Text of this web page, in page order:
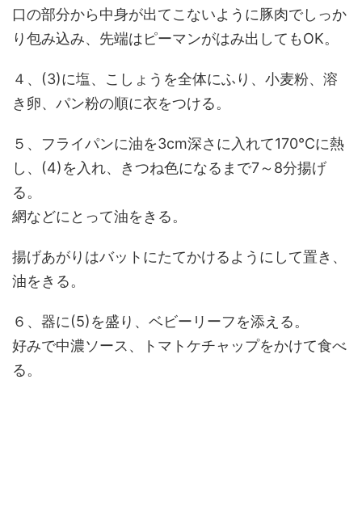
口の部分から中身が出てこないように豚肉でしっか
り包み込み、先端はピーマンがはみ出してもOK。
４、(3)に塩、こしょうを全体にふり、小麦粉、溶
き卵、パン粉の順に衣をつける。
５、フライパンに油を3cm深さに入れて170℃に熱
し、(4)を入れ、きつね色になるまで7～8分揚げ
る。
網などにとって油をきる。
揚げあがりはバットにたてかけるようにして置き、
油をきる。
６、器に(5)を盛り、ベビーリーフを添える。
好みで中濃ソース、トマトケチャップをかけて食べ
る。